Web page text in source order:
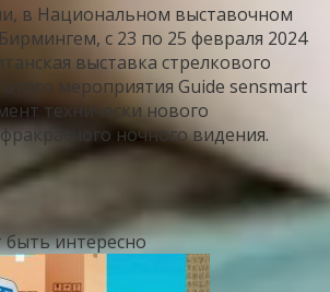
в Национальном выставочном
с 23 по 25 февраля 2024
выставка стрелкового
мероприятия Guide sensmart
технически нового
ночного видения.
интересно